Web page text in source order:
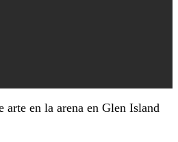
arte en la arena en Glen Island